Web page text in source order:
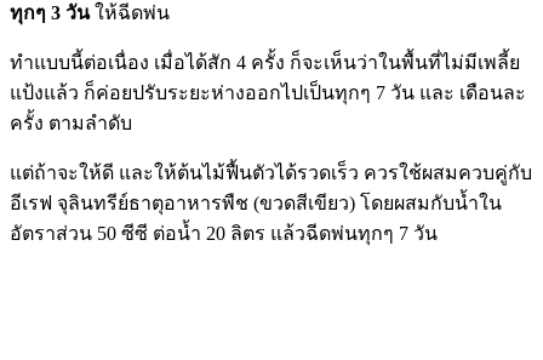
ทุกๆ 3 วันให้ฉีดพ่น
ทำแบบนี้ต่อเนื่อง เมื่อได้สัก 4 ครั้ง ก็จะเห็นว่าในพื้นที่ไม่มีเพลี้ย
แป้งแล้ว ก็ค่อยปรับระยะห่างออกไปเป็นทุกๆ 7 วัน และ เดือนละ
ครั้ง ตามลำดับ
แต่ถ้าจะให้ดี และให้ต้นไม้ฟื้นตัวได้รวดเร็ว ควรใช้ผสมควบคู่กับ
อีเรฟ จุลินทรีย์ธาตุอาหารพืช (ขวดสีเขียว) โดยผสมกับน้ำใน
อัตราส่วน 50 ซีซี ต่อน้ำ 20 ลิตร แล้วฉีดพ่นทุกๆ 7 วัน